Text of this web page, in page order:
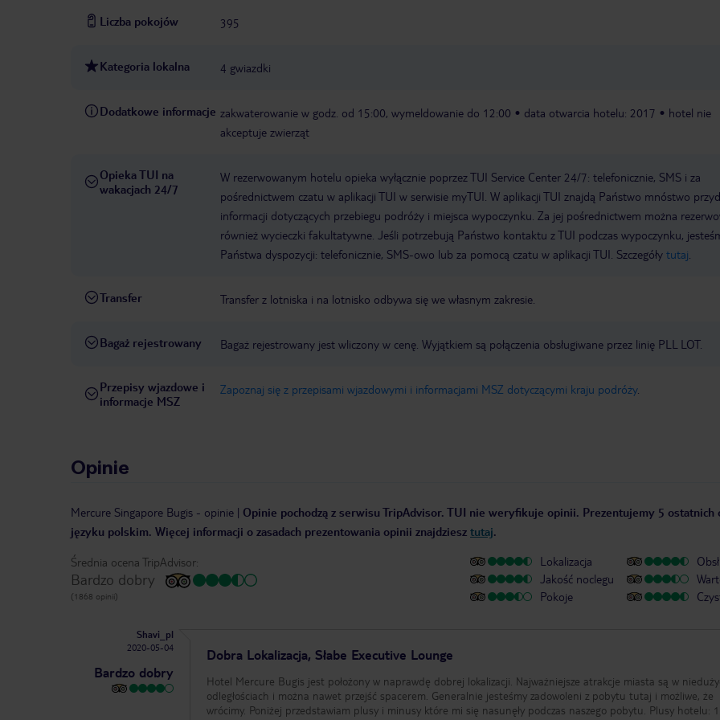
Liczba pokojów 395
Kategoria lokalna 4 gwiazdki
Dodatkowe informacje zakwaterowanie w godz. od 15:00, wymeldowanie do 12:00 data otwarcia hotelu: 2017
hotel nie
akceptuje zwierząt
Opieka TUI na
wakacjach 24/7
W rezerwowanym hotelu opieka wyłącznie poprzez TUI Service Center 24/7: telefonicznie, SMS i za
pośrednictwem czatu w aplikacji TUI w serwisie myTUI. W aplikacji TUI znajdą Państwo mnóstwo
informacji dotyczących przebiegu podróży i miejsca wypoczynku. Za jej pośrednictwem można
również wycieczki fakultatywne. Jeśli potrzebują Państwo kontaktu z TUI podczas wypoczynku,
Państwa dyspozycji: telefonicznie, SMS-owo lub za pomocą czatu w aplikacji TUI. Szczegóły tutaj
Transfer Transfer z lotniska i na lotnisko odbywa się we własnym zakresie.
Bagaż rejestrowany Bagaż rejestrowany jest wliczony w cenę. Wyjątkiem są połączenia obsługiwane przez linię PLL LOT.
Przepisy wjazdowe i
informacje MSZ
Zapoznaj się z przepisami wjazdowymi i informacjami MSZ dotyczącymi kraju podróży.
Opinie
Mercure Singapore Bugis - opinie | Opinie pochodzą z serwisu TripAdvisor. TUI nie weryfikuje opinii. Prezentujemy 5 ostatnich
języku polskim. Więcej informacji o zasadach prezentowania opinii znajdziesz tutaj.
Średnia ocena TripAdvisor:
Bardzo dobry
(1868 opinii)
Lokalizacja
Jakość noclegu
Pokoje
Shavi_pl
2020-05-04
Bardzo dobry
Dobra Lokalizacja, Słabe Executive Lounge
Hotel Mercure Bugis jest położony w naprawdę dobrej lokalizacji. Najważniejsze atrakcje miasta są w
odległościach i można nawet przejść spacerem. Generalnie jesteśmy zadowoleni z pobytu tutaj i możliwe, że
wrócimy. Poniżej przedstawiam plusy i minusy które mi się nasunęły podczas naszego pobytu. Plusy hotelu: 1.